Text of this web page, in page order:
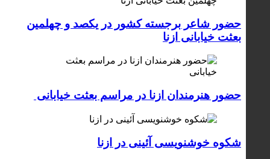
حضور شاعر برجسته کشور در یکصد و چهلمین
بعثت خیابانی ازنا
حضور هنرمندان ازنا در مراسم بعثت خیابانی
شکوه خوشنویسی آئینی در ازنا